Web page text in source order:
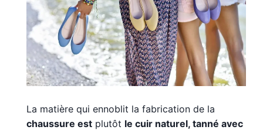
La matière qui ennoblit la fabrication de la
chaussure est plutôt le cuir naturel, tanné avec